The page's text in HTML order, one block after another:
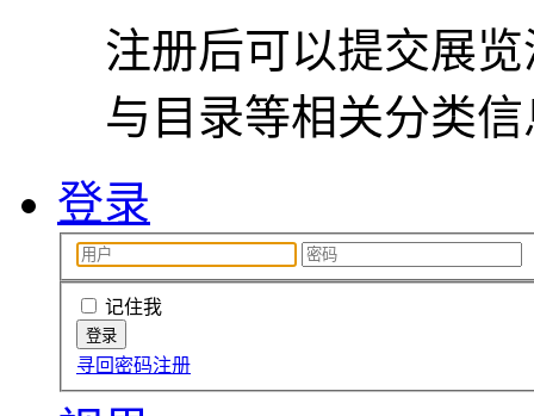
注册后可以提交展
与目录等相关分类
登录
记住我
寻回密码注册